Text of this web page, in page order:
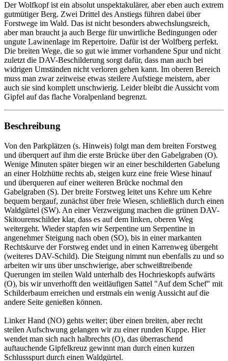
Der Wolfkopf ist ein absolut unspektakulärer, aber eben auch extrem
gutmütiger Berg. Zwei Drittel des Anstiegs führen dabei über
Forstwege im Wald. Das ist nicht besonders abwechslungsreich,
aber man braucht ja auch Berge für unwirtliche Bedingungen oder
ungute Lawinenlage im Repertoire. Dafür ist der Wolfberg perfekt.
Die breiten Wege, die so gut wie immer vorhandene Spur und nicht
zuletzt die DAV-Beschilderung sorgt dafür, dass man auch bei
widrigen Umständen nicht verloren gehen kann. Im oberen Bereich
muss man zwar zeitweise etwas steilere Aufstiege meistern, aber
auch sie sind komplett unschwierig. Leider bleibt die Aussicht vom
Gipfel auf das flache Voralpenland begrenzt.
Beschreibung
Von den Parkplätzen (s. Hinweis) folgt man dem breiten Forstweg
und überquert auf ihm die erste Brücke über den Gabelgraben (O).
Wenige Minuten später biegen wir an einer beschilderten Gabelung
an einer Holzhütte rechts ab, steigen kurz eine freie Wiese hinauf
und überqueren auf einer weiteren Brücke nochmal den
Gabelgraben (S). Der breite Forstweg leitet uns Kehre um Kehre
bequem bergauf, zunächst über freie Wiesen, schließlich durch einen
Waldgürtel (SW). An einer Verzweigung machen die grünen DAV-
Skitourenschilder klar, dass es auf dem linken, oberen Weg
weitergeht. Wieder stapfen wir Serpentine um Serpentine in
angenehmer Steigung nach oben (SO), bis in einer markanten
Rechtskurve der Forstweg endet und in einen Karrenweg übergeht
(weiteres DAV-Schild). Die Steigung nimmt nun ebenfalls zu und so
arbeiten wir uns über unschwierige, aber schweißtreibende
Querungen im steilen Wald unterhalb des Hochrieskopfs aufwärts
(O), bis wir unverhofft den weitläufigen Sattel "Auf dem Schef" mit
Schilderbaum erreichen und erstmals ein wenig Aussicht auf die
andere Seite genießen können.
Linker Hand (NO) gehts weiter; über einen breiten, aber recht
steilen Aufschwung gelangen wir zu einer runden Kuppe. Hier
wendet man sich nach halbrechts (O), das überraschend
auftauchende Gipfelkreuz gewinnt man durch einen kurzen
Schlussspurt durch einen Waldgürtel.